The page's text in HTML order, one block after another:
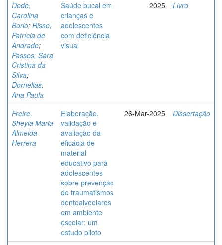
Dode,
Carolina
Borio; Risso,
Patrícia de
Andrade;
Passos, Sara
Cristina da
Silva;
Dornellas,
Ana Paula
Saúde bucal em
crianças e
adolescentes
com deficiência
visual
2025 Livro
Freire,
Sheyla Maria
Almeida
Herrera
Elaboração,
validação e
avaliação da
eficácia de
material
educativo para
adolescentes
sobre prevenção
de traumatismos
dentoalveolares
em ambiente
escolar: um
estudo piloto
26-Mar-2025 Dissertação